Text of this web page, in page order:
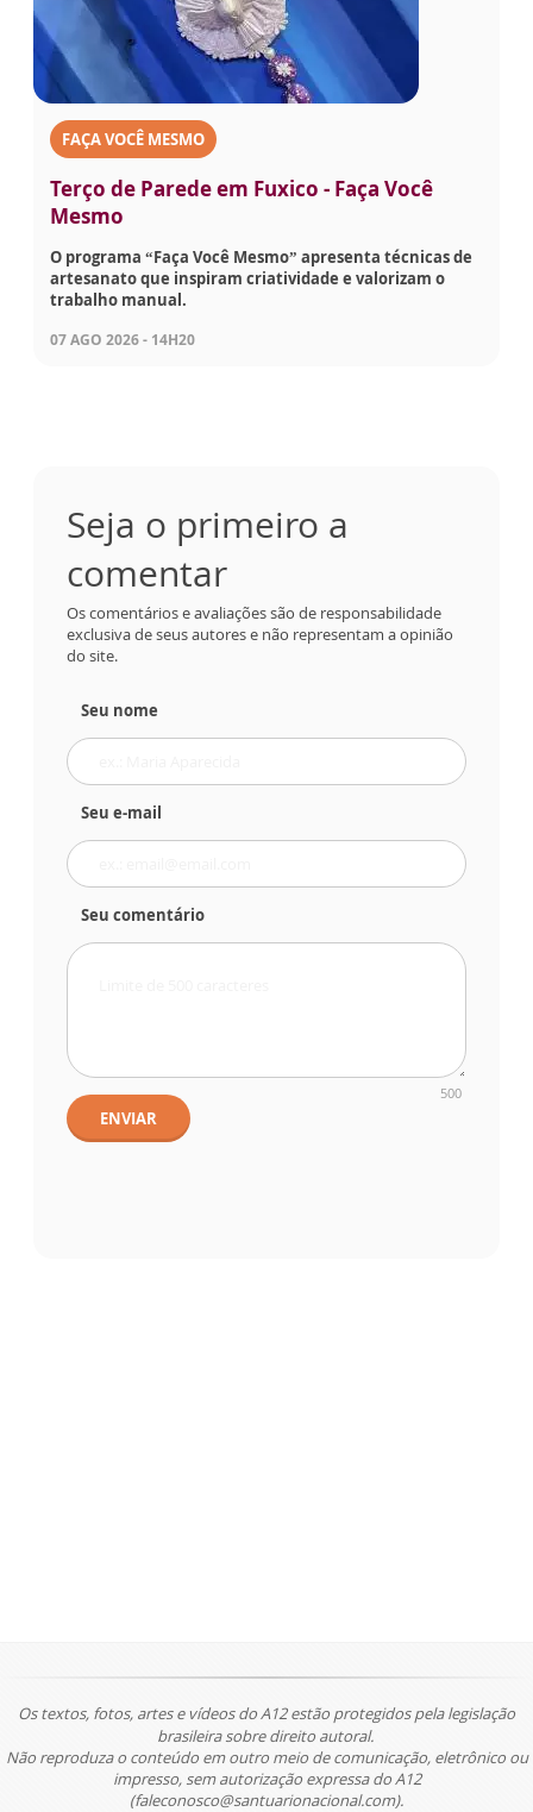
FAÇA VOCÊ MESMO
Terço de Parede em Fuxico - Faça Você
Mesmo
O programa “Faça Você Mesmo” apresenta técnicas de
artesanato que inspiram criatividade e valorizam o
trabalho manual.
07 AGO 2026 - 14H20
Seja o primeiro a
comentar
Os comentários e avaliações são de responsabilidade
exclusiva de seus autores e não representam a opinião
do site.
Seu nome
Seu e-mail
Seu comentário
500
ENVIAR
Os textos, fotos, artes e vídeos do A12 estão protegidos pela legislação
brasileira sobre direito autoral.
Não reproduza o conteúdo em outro meio de comunicação, eletrônico ou
impresso, sem autorização expressa do A12
(faleconosco@santuarionacional.com).